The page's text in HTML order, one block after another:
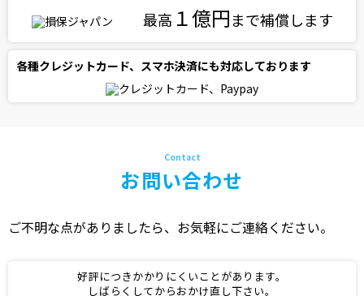
最高 １億円まで補償します
各種クレジットカード、スマホ決済にも対応しております
お問い合わせ
ご不明な点がありましたら、お気軽にご連絡ください。
好評につきかかりにくいことがあります。
しばらくしてからおかけ直し下さい。